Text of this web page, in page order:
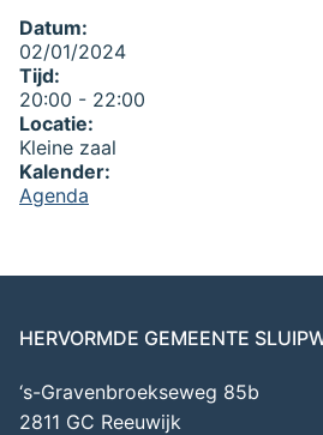
Datum:
02/01/2024
Tijd:
20:00 - 22:00
Locatie:
Kleine zaal
Kalender:
Agenda
HERVORMDE GEMEENTE
‘s-Gravenbroekseweg 85b
2811 GC Reeuwijk